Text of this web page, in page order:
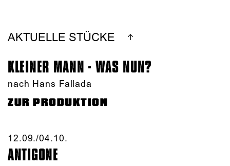
AKTUELLE STÜCKE
KLEINER MANN - WAS NUN?
nach Hans Fallada
ZUR PRODUKTION
12.09./​04.10.​
ANTIGONE